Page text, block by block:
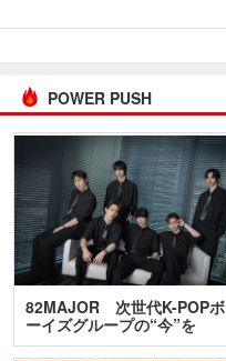
POWER PUSH
82MAJOR 次世代K-POPボ
ーイズグループの“今”を
訊…